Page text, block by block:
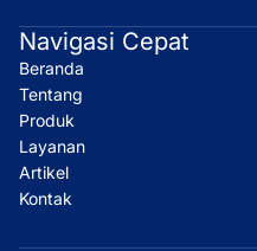
t
a
g
r
a
m
e
b
k
e
w
Navigasi Cepat
Beranda
Tentang
Produk
Layanan
Artikel
Kontak